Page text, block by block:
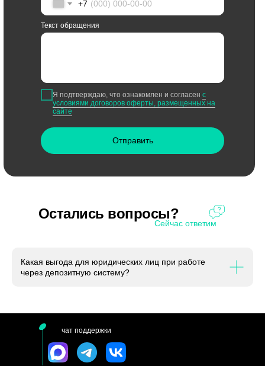
+7
Текст обращения
Я подтверждаю, что ознакомлен и согласен с
условиями договоров оферты, размещенных на
сайте
Отправить
Сейчас ответим
Остались вопросы?
Какая выгода для юридических лиц при работе
через депозитную систему?
чат поддержки